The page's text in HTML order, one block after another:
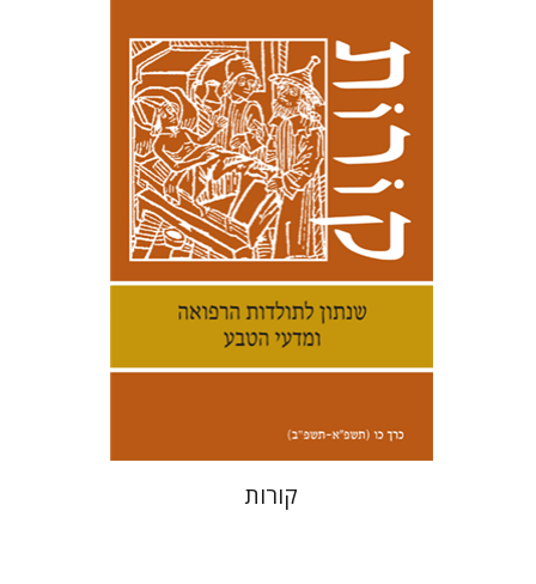
קנת קולינס
הנחת אתר ספר מודפס
$32
קורות